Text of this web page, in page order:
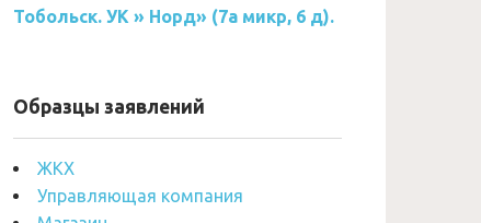
Тобольск. УК » Норд» (7а микр, 6 д).
Образцы заявлений
ЖКХ
Управляющая компания